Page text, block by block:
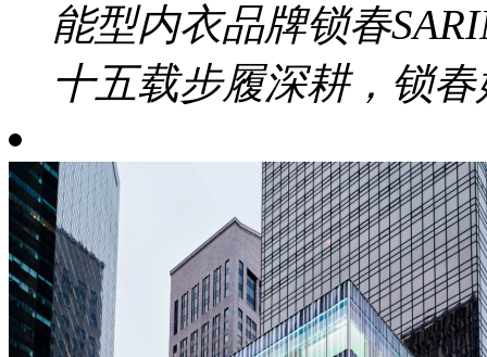
能型内衣品牌锁春
十五载步履深耕，锁